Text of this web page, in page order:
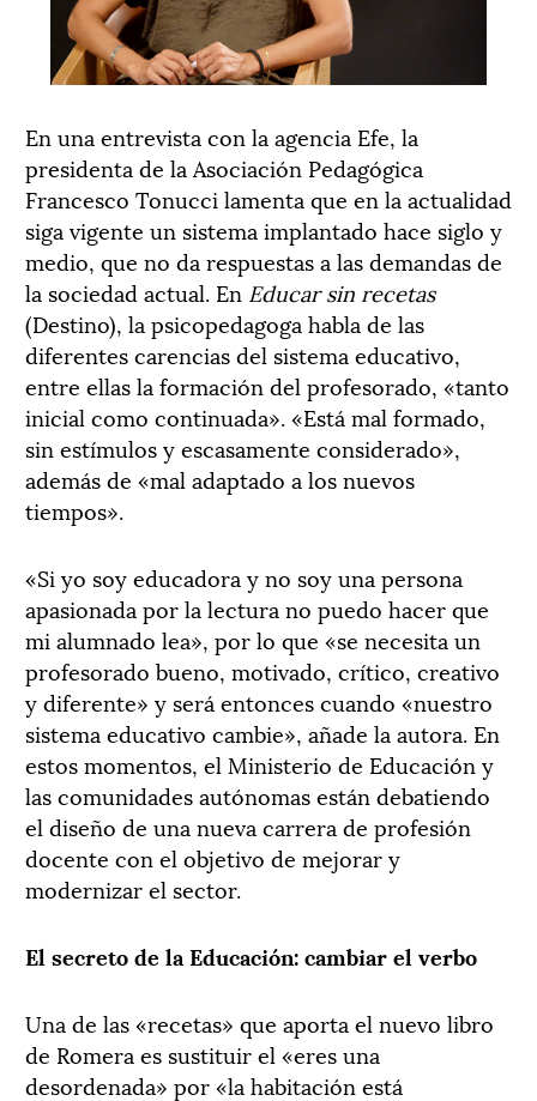
En una entrevista con la agencia Efe, la
presidenta de la Asociación Pedagógica
Francesco Tonucci lamenta que en la actualidad
siga vigente un sistema implantado hace siglo y
medio, que no da respuestas a las demandas de
la sociedad actual. En Educar sin recetas
(Destino), la psicopedagoga habla de las
diferentes carencias del sistema educativo,
entre ellas la formación del profesorado, «tanto
inicial como continuada». «Está mal formado,
sin estímulos y escasamente considerado»,
además de «mal adaptado a los nuevos
tiempos».
«Si yo soy educadora y no soy una persona
apasionada por la lectura no puedo hacer que
mi alumnado lea», por lo que «se necesita un
profesorado bueno, motivado, crítico, creativo
y diferente» y será entonces cuando «nuestro
sistema educativo cambie», añade la autora. En
estos momentos, el Ministerio de Educación y
las comunidades autónomas están debatiendo
el diseño de una nueva carrera de profesión
docente con el objetivo de mejorar y
modernizar el sector.
El secreto de la Educación: cambiar el verbo
Una de las «recetas» que aporta el nuevo libro
de Romera es sustituir el «eres una
desordenada» por «la habitación está